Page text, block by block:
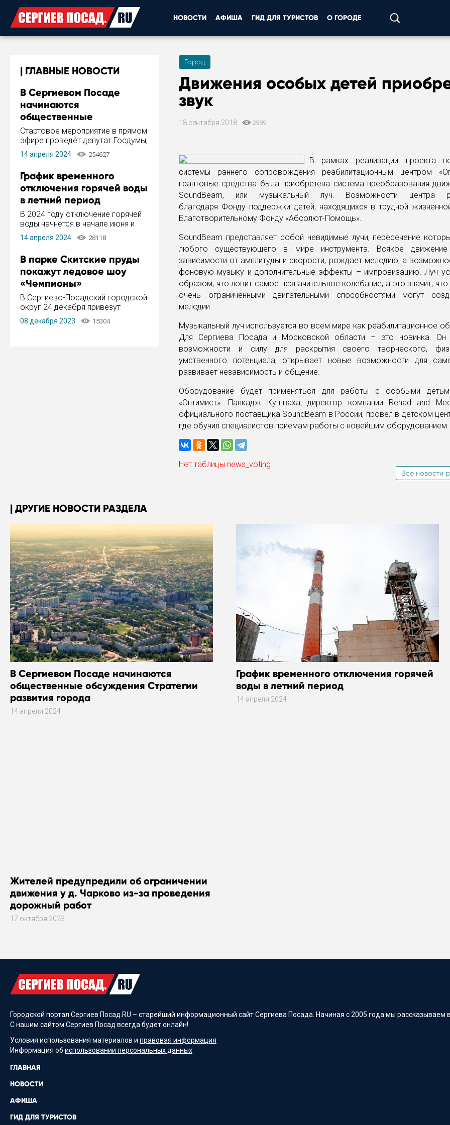
НОВОСТИ АФИША ГИД ДЛЯ ТУРИСТОВ О ГОРОДЕ
ГЛАВНЫЕ НОВОСТИ
В Сергиевом Посаде
начинаются
общественные
обсуждения Стратегии
развития города
Стартовое мероприятие в прямом
эфире проведёт депутат Госдумы,
инициатор и автор Концепции
развития Сергиева Посада и
Пахомов.
14 апреля 2024 254627
График временного
отключения горячей воды
в летний период
В 2024 году отключение горячей
воды начнется в начале июня и
завершится в конце августа.
Период отключения составит не
14 апреля 2024 28118
В парке Скитские пруды
покажут ледовое шоу
«Чемпионы»
В Сергиево-Посадский городской
округ 24 декабря привезут
ледовый тур «Чемпионы»
заслуженного мастера спорта,
08 декабря 2023 15304
Город
Движения особых детей
звук
18 сентября 2018 2989
В рамках реализации проекта
системы раннего сопровождения реабилитационным центром
грантовые средства была приобретена система преобразования
SoundBeam, или музыкальный луч. Возможности центра
благодаря Фонду поддержки детей, находящихся в трудной
Благотворительному Фонду «Абсолют-Помощь».
SoundBeam представляет собой невидимые лучи, пересечение
любого существующего в мире инструмента. Всякое
зависимости от амплитуды и скорости, рождает мелодию, а
фоновую музыку и дополнительные эффекты – импровизацию. Луч
образом, что ловит самое незначительное колебание, а это значит,
очень ограниченными двигательными способностями могут
мелодии.
Музыкальный луч используется во всем мире как реабилитационное
Для Сергиева Посада и Московской области – это новинка. Он
возможности и силу для раскрытия своего творческого,
умственного потенциала, открывает новые возможности для
развивает независимость и общение.
Оборудование будет применяться для работы с особыми
«Оптимист». Панкадж Кушваха, директор компании Rehad and
официального поставщика SoundBeam в России, провел в детском
где обучил специалистов приемам работы с новейшим оборудованием.
Нет таблицы news_voting
Все новости
ДРУГИЕ НОВОСТИ РАЗДЕЛА
В Сергиевом Посаде начинаются
общественные обсуждения Стратегии
развития города
14 апреля 2024
График временного отключения горячей
воды в летний период
14 апреля 2024
Жителей предупредили об ограничении
движения у д. Чарково из-за проведения
дорожный работ
17 октября 2023
Городской портал Сергиев Посад.RU – старейший информационный сайт Сергиева Посада. Начиная с 2005 года мы
С нашим сайтом Сергиев Посад всегда будет онлайн!
Условия использования материалов и правовая информация
Информация об использовании персональных данных
ГЛАВНАЯ
НОВОСТИ
АФИША
ГИД ДЛЯ ТУРИСТОВ